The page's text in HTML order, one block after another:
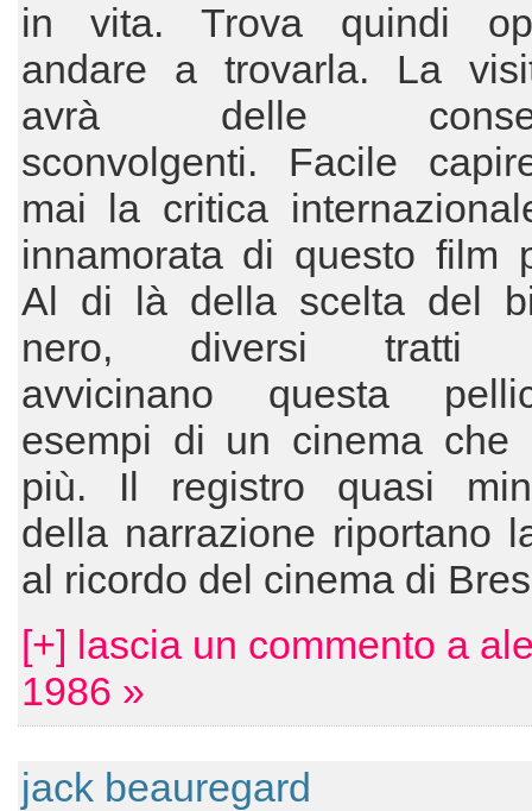
in vita. Trova quindi
andare a trovarla. La
avrà delle
sconvolgenti. Facile
mai la critica
innamorata di questo film
Al di là della scelta del
nero, diversi tratti
avvicinano questa
esempi di un cinema che
più. Il registro quasi
della narrazione riportano
al ricordo del cinema di
[+] lascia un commento a
1986 »
jack beauregard